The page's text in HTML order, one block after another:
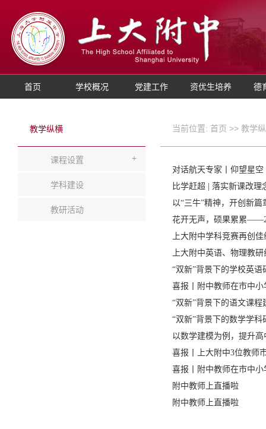
首页 学校概况 党建工作 资优生培养 德
教学纵横
课程设置 +
学科建设
教研活动
当前位置: 首页 >> 教学
对话航天专家丨仰望星
比学赶超 | 落实新课改
以“三牛”精神，开创新
花开无声，硕果累累
上大附中学科竞赛再创佳
上大附中英语、物理教
“双新”背景下的学校英语
喜报丨附中教师在市中
“双新”背景下的语文课
“双新”背景下的数学学
以数学建模为例，提升
喜报丨上大附中3位教师
喜报丨附中教师在市中
附中教师上直播啦
附中教师上直播啦